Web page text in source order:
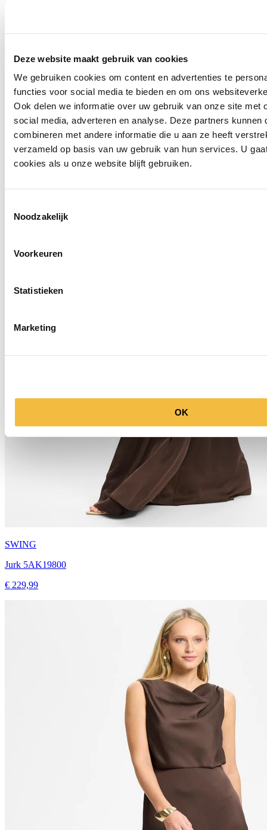
Deze website maakt gebruik van cookies
We gebruiken cookies om content en advertenties te
functies voor social media te bieden en om ons
Ook delen we informatie over uw gebruik van onze site met
social media, adverteren en analyse. Deze partners kunnen
combineren met andere informatie die u aan ze heeft
verzameld op basis van uw gebruik van hun services. U
cookies als u onze website blijft gebruiken.
Noodzakelijk
Voorkeuren
Statistieken
Marketing
OK
€ 79,99
SWING
Jurk 5AK19800
€ 229,99